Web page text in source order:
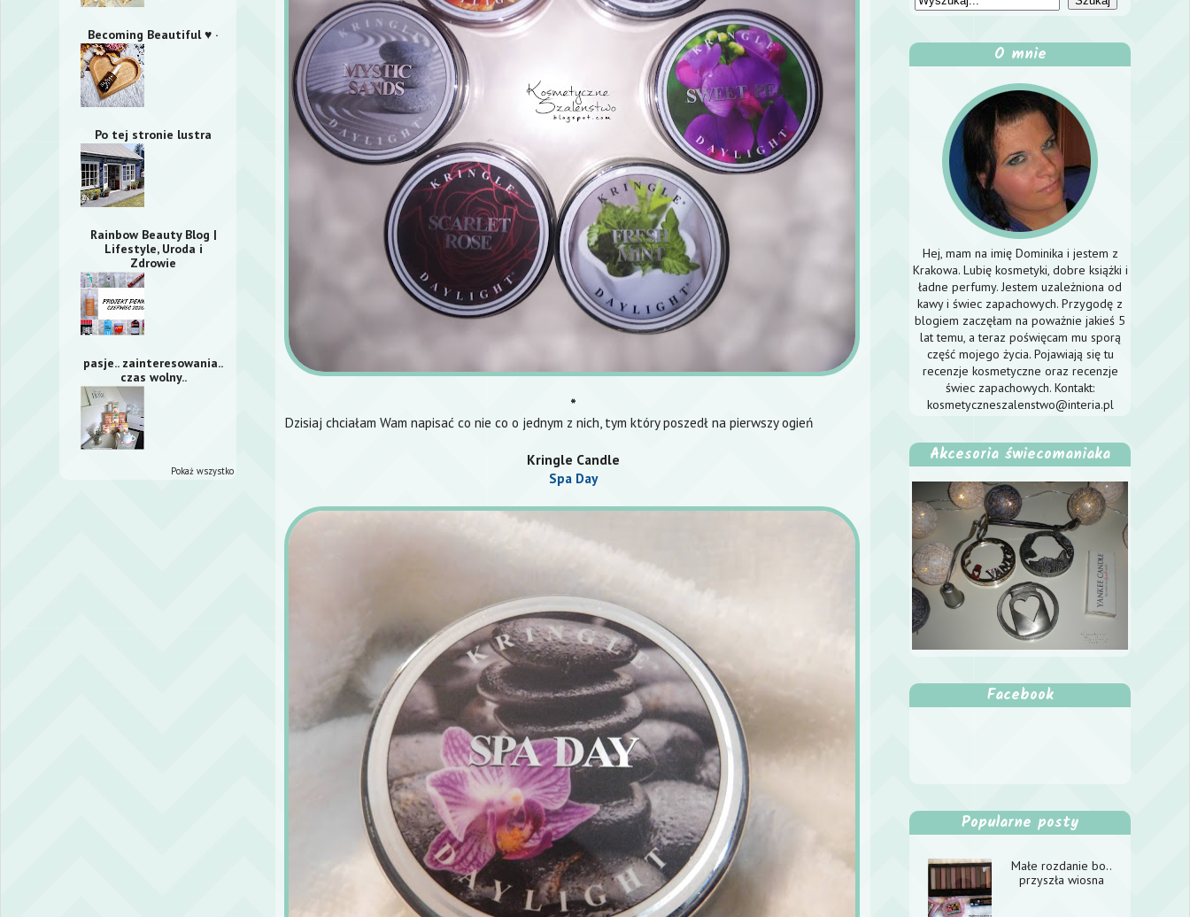
*
Dzisiaj chciałam Wam napisać co nie co o jednym z nich, tym który poszedł na pierwszy ogień
Kringle Candle
Spa Day
Becoming Beautiful ♥ ·
Po tej stronie lustra
Rainbow Beauty Blog |
Lifestyle, Uroda i
Zdrowie
pasje.. zainteresowania..
czas wolny..
Pokaż wszystko
O mnie
Hej, mam na imię Dominika i jestem z
Krakowa. Lubię kosmetyki, dobre książki i
ładne perfumy. Jestem uzależniona od
kawy i świec zapachowych. Przygodę z
blogiem zaczęłam na poważnie jakieś 5
lat temu, a teraz poświęcam mu sporą
część mojego życia. Pojawiają się tu
recenzje kosmetyczne oraz recenzje
świec zapachowych. Kontakt:
kosmetyczneszalenstwo@interia.pl
Akcesoria świecomaniaka
Facebook
Popularne posty
Małe rozdanie bo..
przyszła wiosna